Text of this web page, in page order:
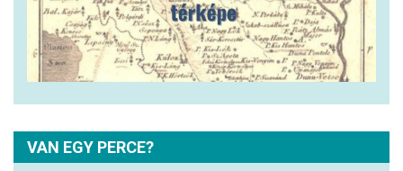
VAN EGY PERCE?